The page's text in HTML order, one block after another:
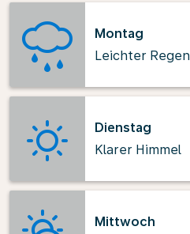
Montag
Leichter Regen
Dienstag
Klarer Himmel
Mittwoch